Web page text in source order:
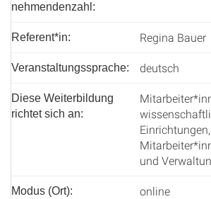
nehmenden­zahl:
Referent*in: Regina Bauer
Veranstaltungssprache: deutsch
Diese Weiterbildung
richtet sich an:
Einrichtungen,
und
Modus (Ort): online